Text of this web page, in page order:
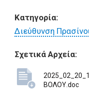
Κατηγορία:
Διεύθυνση
Σχετικά Αρχεία:
ΒΟΛΟΥ.doc